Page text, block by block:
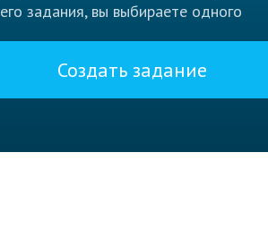
задания, вы выбираете одного
Создать задание